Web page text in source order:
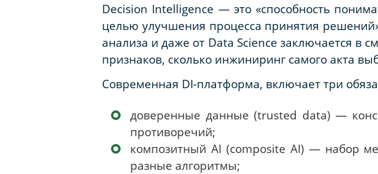
Decision Intelligence — это «способность
целью улучшения процесса принятия
анализа и даже от Data Science заключается в
признаков, сколько инжиниринг самого акта
Современная DI-платформа, включает три
доверенные данные (trusted data) —
противоречий;
композитный AI (composite AI) — набор
разные алгоритмы;